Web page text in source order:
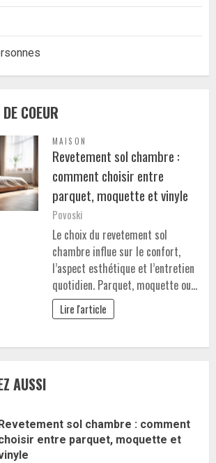
COEUR
MAISON
Revetement sol chambre :
comment choisir entre
parquet, moquette et vinyle
Povoski
Le choix du revetement sol
chambre influe sur le confort,
l’aspect esthétique et l’entretien
quotidien. Parquet, moquette ou…
Lire l'article
AUSSI
Revetement sol chambre : comment
entre parquet, moquette et